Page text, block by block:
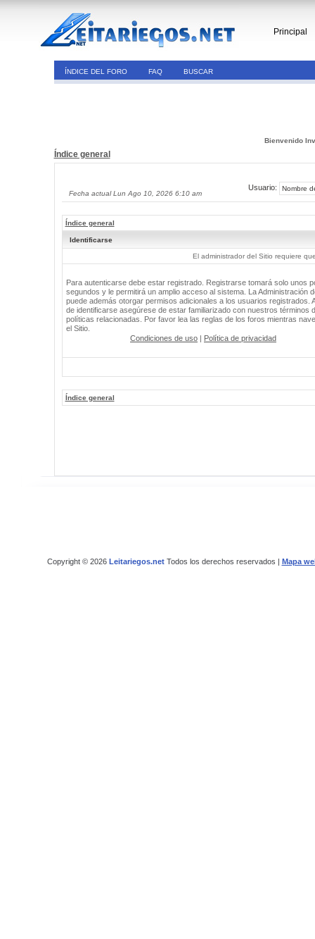
Principal
ÍNDICE DEL FORO FAQ BUSCAR
Bienvenido
Índice general
Fecha actual Lun Ago 10, 2026 6:10 am
Usuario:
Índice general
Identificarse
El administrador del Sitio requiere
Para autenticarse debe estar registrado. Registrarse tomará solo unos
segundos y le permitirá un amplio acceso al sistema. La Administración
puede además otorgar permisos adicionales a los usuarios registrados.
de identificarse asegúrese de estar familiarizado con nuestros términos
políticas relacionadas. Por favor lea las reglas de los foros mientras
el Sitio.
Condiciones de uso | Política de privacidad
Índice general
Copyright © 2026 Leitariegos.netTodos los derechos reservados | Mapa